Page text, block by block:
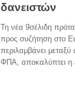
δανειστών
Τη νέα 9σέλιδη
προς συζήτηση στο
περιλαμβάνει
ΦΠΑ, αποκαλύπτει η